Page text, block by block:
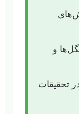
و
تحقیقات